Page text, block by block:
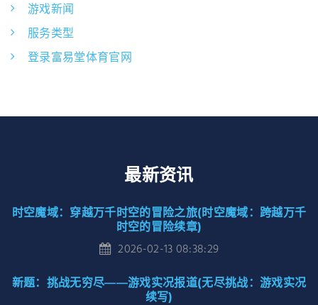
游戏新闻
服务类型
登录富易堂体育官网
最新资讯
时空魔域：穿越万千时空的冒险之旅(时空魔域：跨越万千
时空的冒险续章)
2026-02-13 08:38:29
新题：挑战无穷尽——游戏实况报道(无尽挑战：游戏实况
续写)